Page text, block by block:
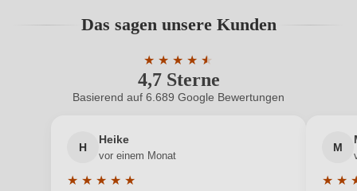
Geographische Angabe
Fattoria di Magliano
Benutzern abgegeben werden. Bitte loggen Sie sich
Neuer Kunde? Neuer Kunde?
Ihre E-Mail-Adresse
Das sagen unsere Kunden
4,7 Sterne
★ ★ ★ ★ ★
★
Durchschnittliche Bewertung von 4.7
Basierend auf 6.689 Google Bewertungen
H
Heike
vor einem Monat
★ ★ ★ ★ ★
M
★ ★